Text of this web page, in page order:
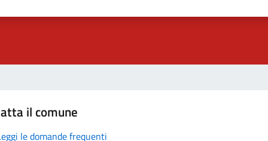
il comune
le domande frequenti